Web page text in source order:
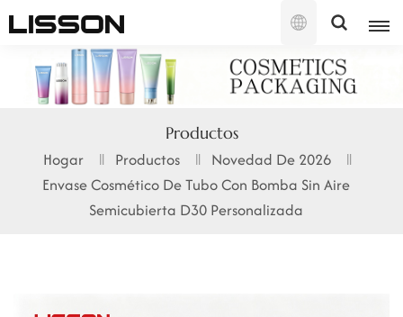
Español
English
français
русский
Productos
Hogar Productos
Novedad De 2026
Envase Cosmético De Tubo Con Bomba Sin Aire
Semicubierta D30 Personalizada